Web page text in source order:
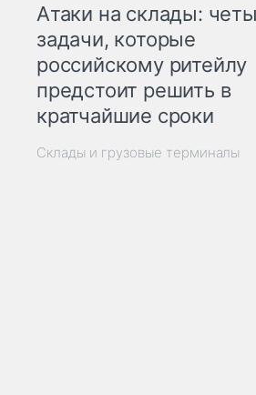
Атаки на склады:
задачи, которые
российскому ритейлу
предстоит решить в
кратчайшие сроки
Склады и грузовые терминалы